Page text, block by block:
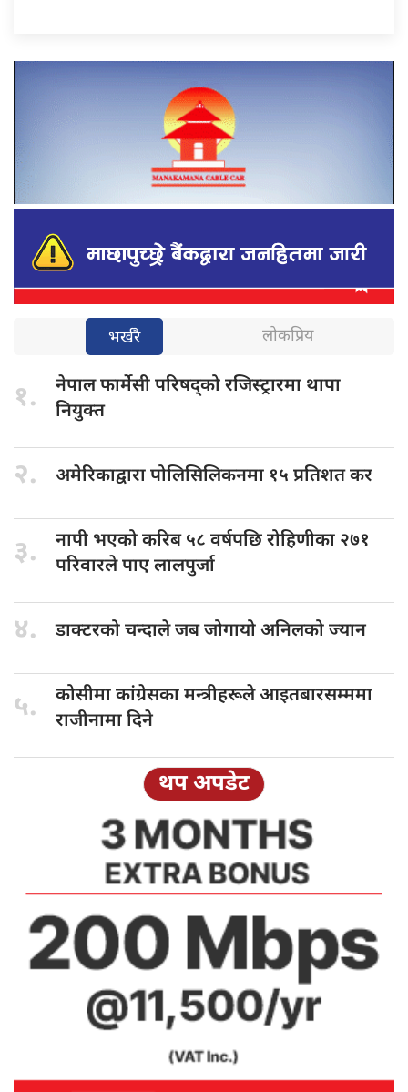
भर्खरै लोकप्रिय
१. नेपाल फार्मेसीपरिषद्को रजिस्ट्रारमा थापा
नियुक्त
२. अमेरिकाद्वारा पोलिसिलिकनमा १५ प्रतिशत कर
३. नापी भएकोकरिब ५८ वर्षपछि रोहिणीका २७१
परिवारले पाए लालपुर्जा
४. डाक्टरको चन्दालेजब जोगायो अनिलको ज्यान
५. कोसीमा कांग्रेसकामन्त्रीहरूले आइतबारसम्ममा
राजीनामा दिने
थप अपडेट